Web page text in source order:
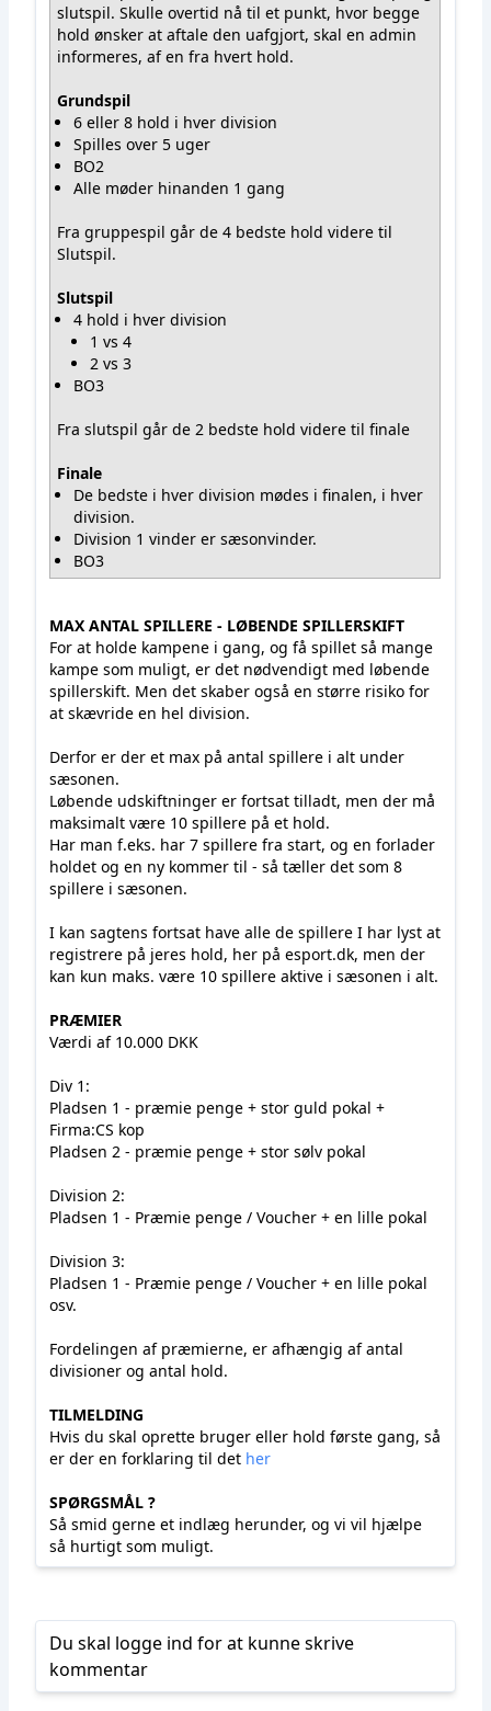
slutspil. Skulle overtid nå til et punkt, hvor begge
hold ønsker at aftale den uafgjort, skal en admin
informeres, af en fra hvert hold.
Grundspil
6 eller 8 hold i hver division
Spilles over 5 uger
BO2
Alle møder hinanden 1 gang
Fra gruppespil går de 4 bedste hold videre til
Slutspil.
Slutspil
4 hold i hver division
1 vs 4
2 vs 3
BO3
Fra slutspil går de 2 bedste hold videre til finale
Finale
De bedste i hver division mødes i finalen, i hver
division.
Division 1 vinder er sæsonvinder.
BO3
MAX ANTAL SPILLERE - LØBENDE SPILLERSKIFT
For at holde kampene i gang, og få spillet så mange
kampe som muligt, er det nødvendigt med løbende
spillerskift. Men det skaber også en større risiko for
at skævride en hel division.
Derfor er der et max på antal spillere i alt under
sæsonen.
Løbende udskiftninger er fortsat tilladt, men der må
maksimalt være 10 spillere på et hold.
Har man f.eks. har 7 spillere fra start, og en forlader
holdet og en ny kommer til - så tæller det som 8
spillere i sæsonen.
I kan sagtens fortsat have alle de spillere I har lyst at
registrere på jeres hold, her på esport.dk, men der
kan kun maks. være 10 spillere aktive i sæsonen i alt.
PRÆMIER
Værdi af 10.000 DKK
Div 1:
Pladsen 1 - præmie penge + stor guld pokal +
Firma:CS kop
Pladsen 2 - præmie penge + stor sølv pokal
Division 2:
Pladsen 1 - Præmie penge / Voucher + en lille pokal
Division 3:
Pladsen 1 - Præmie penge / Voucher + en lille pokal
osv.
Fordelingen af præmierne, er afhængig af antal
divisioner og antal hold.
TILMELDING
Hvis du skal oprette bruger eller hold første gang, så
er der en forklaring til det her
SPØRGSMÅL ?
Så smid gerne et indlæg herunder, og vi vil hjælpe
så hurtigt som muligt.
Du skal logge ind for at kunne skrive
kommentar